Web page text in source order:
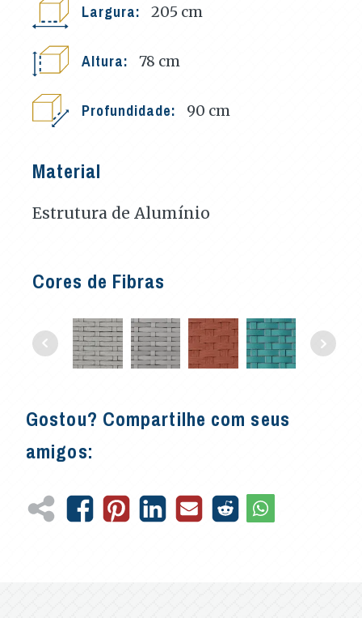
Largura: 205 cm
Altura: 78 cm
Profundidade: 90 cm
Material
Estrutura de Alumínio
Cores de Fibras
Gostou? Compartilhe com seus
amigos: